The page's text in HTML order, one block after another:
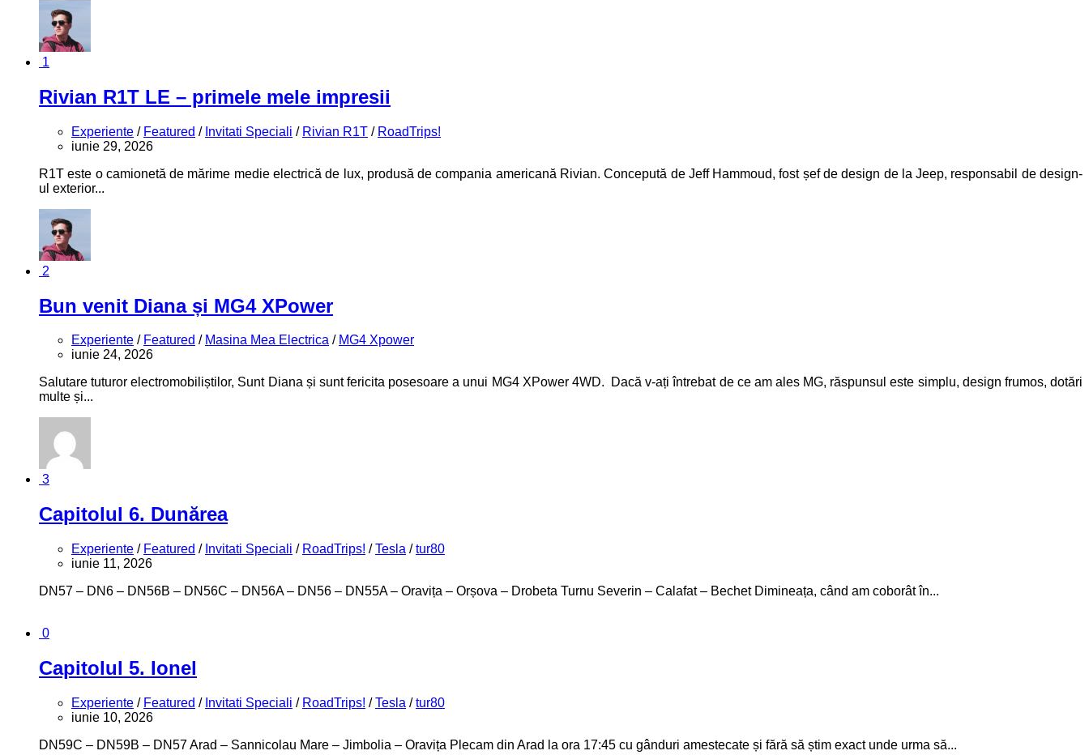
1
Rivian R1T LE – primele mele impresii
Experiente / Featured / Invitati Speciali / Rivian R1T / RoadTrips!
iunie 29, 2026
R1T este o camionetă de mărime medie electrică de lux, produsă de compania americană Rivian. Concepută de Jeff Hammoud, fost șef de design de la Jeep, responsabil de design-
ul exterior...
2
Bun venit Diana și MG4 XPower
Experiente / Featured / Masina Mea Electrica / MG4 Xpower
iunie 24, 2026
Salutare tuturor electromobiliștilor, Sunt Diana și sunt fericita posesoare a unui MG4 XPower 4WD. Dacă v-ați întrebat de ce am ales MG, răspunsul este simplu, design frumos, dotări
multe și...
3
Capitolul 6. Dunărea
Experiente / Featured / Invitati Speciali / RoadTrips! /Tesla /tur80
iunie 11, 2026
DN57 – DN6 – DN56B – DN56C – DN56A – DN56 – DN55A – Oravița – Orșova – Drobeta Turnu Severin – Calafat – Bechet Dimineața, când am coborât în...
0
Capitolul 5. Ionel
Experiente / Featured / Invitati Speciali / RoadTrips! /Tesla /tur80
iunie 10, 2026
DN59C – DN59B – DN57 Arad – Sannicolau Mare – Jimbolia – Oravița Plecam din Arad la ora 17:45 cu gânduri amestecate și fără să știm exact unde urma să...